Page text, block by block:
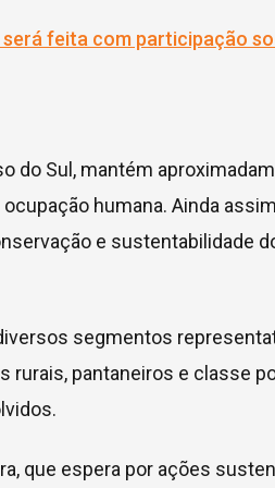
do Sul, mantém
humana. Ainda
e sustentabilidade
segmentos
pantaneiros e classe
que espera por ações